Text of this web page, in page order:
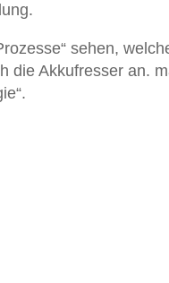
sehen,
die Akkufresser an.